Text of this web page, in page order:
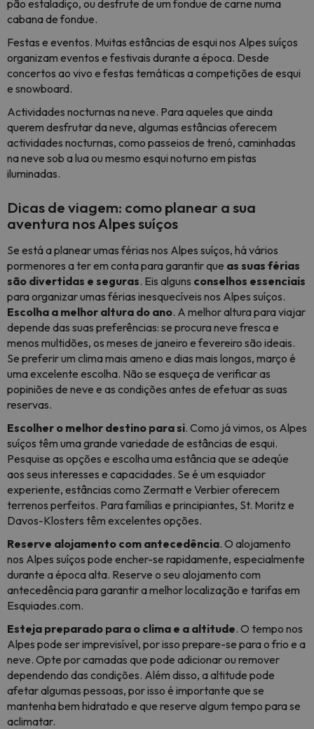
pão estaladiço, ou desfrute de um fondue de carne numa
cabana de fondue.
Festas e eventos. Muitas estâncias de esqui nos Alpes suíços
organizam eventos e festivais durante a época. Desde
concertos ao vivo e festas temáticas a competições de esqui
e snowboard.
Actividades nocturnas na neve. Para aqueles que ainda
querem desfrutar da neve, algumas estâncias oferecem
actividades nocturnas, como passeios de trenó, caminhadas
na neve sob a lua ou mesmo esqui noturno em pistas
iluminadas.
Dicas de viagem: como planear a sua
aventura nos Alpes suíços
Se está a planear umas férias nos Alpes suíços, há vários
pormenores a ter em conta para garantir que as suas férias
são divertidas e seguras. Eis alguns conselhos essenciais
para organizar umas férias inesquecíveis nos Alpes suíços.
Escolha a melhor altura do ano. A melhor altura para viajar
depende das suas preferências: se procura neve fresca e
menos multidões, os meses de janeiro e fevereiro são ideais.
Se preferir um clima mais ameno e dias mais longos, março é
uma excelente escolha. Não se esqueça de verificar as
popiniões de neve e as condições antes de efetuar as suas
reservas.
Escolher o melhor destino para si. Como já vimos, os Alpes
suíços têm uma grande variedade de estâncias de esqui.
Pesquise as opções e escolha uma estância que se adeqúe
aos seus interesses e capacidades. Se é um esquiador
experiente, estâncias como Zermatt e Verbier oferecem
terrenos perfeitos. Para famílias e principiantes, St. Moritz e
Davos-Klosters têm excelentes opções.
Reserve alojamento com antecedência. O alojamento
nos Alpes suíços pode encher-se rapidamente, especialmente
durante a época alta. Reserve o seu alojamento com
antecedência para garantir a melhor localização e tarifas em
Esquiades.com.
Esteja preparado para o clima e a altitude. O tempo nos
Alpes pode ser imprevisível, por isso prepare-se para o frio e a
neve. Opte por camadas que pode adicionar ou remover
dependendo das condições. Além disso, a altitude pode
afetar algumas pessoas, por isso é importante que se
mantenha bem hidratado e que reserve algum tempo para se
aclimatar.